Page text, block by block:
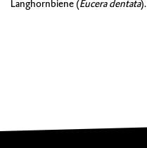
Langhornbiene (Eucera dentata).